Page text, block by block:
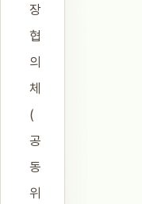
장
협
의
체
(
공
동
위